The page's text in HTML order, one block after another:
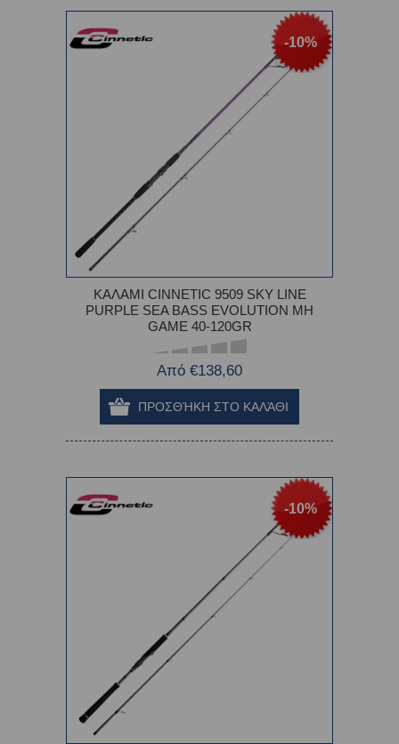
-10%
ΚΑΛΑΜΙ CINNETIC 9509 SKY LINE
PURPLE SEA BASS EVOLUTION MH
GAME 40-120GR
Από €138,60
-10%